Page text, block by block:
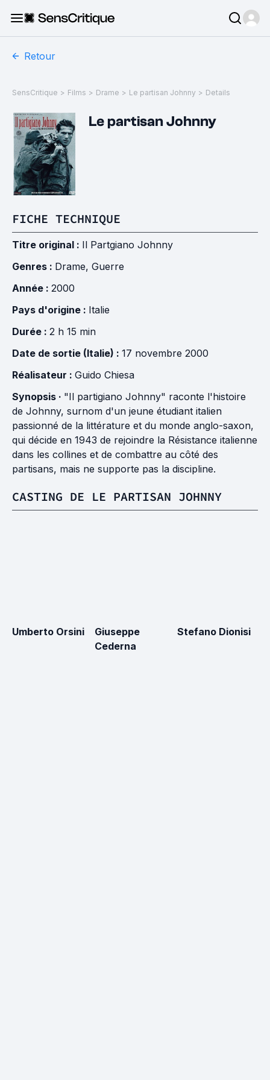
Retour
SensCritique > Films > Drame > Le partisan Johnny > Details
Le partisan Johnny
FICHE TECHNIQUE
Titre original : Il Partgiano Johnny
Genres : Drame, Guerre
Année : 2000
Pays d'origine : Italie
Durée : 2 h 15 min
Date de sortie (Italie) : 17 novembre 2000
Réalisateur : Guido Chiesa
Synopsis · "Il partigiano Johnny" raconte l'histoire
de Johnny, surnom d'un jeune étudiant italien
passionné de la littérature et du monde anglo-saxon,
qui décide en 1943 de rejoindre la Résistance italienne
dans les collines et de combattre au côté des
partisans, mais ne supporte pas la discipline.
CASTING DE LE PARTISAN JOHNNY
Umberto Orsini
Giuseppe
Cederna
Stefano Dionisi